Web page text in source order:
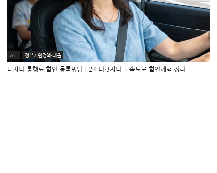
ALL 정부지원정책·대출
다자녀 통행료 할인 등록방법│2자녀·3자녀 고속도로 할인혜택 정리